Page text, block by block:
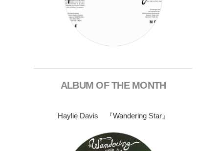
ALBUM OF THE MONTH
Haylie Davis 『Wandering Star』